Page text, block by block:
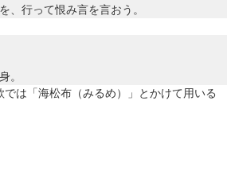
、行って恨み言を言おう。
。
では「海松布（みるめ）」とかけて用いる